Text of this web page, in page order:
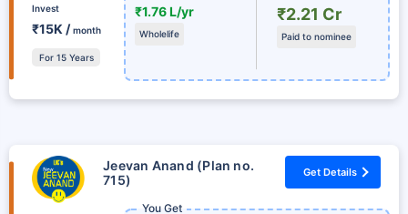
Invest
₹15K /month
For 15 Years
₹1.76 L/yr
Wholelife
₹2.21 Cr
Paid to nominee
Jeevan Anand (Plan no.
715)
Get Details
You Get